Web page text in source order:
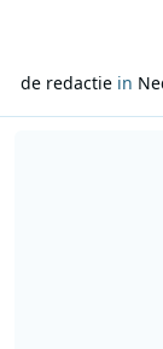
de redactiein